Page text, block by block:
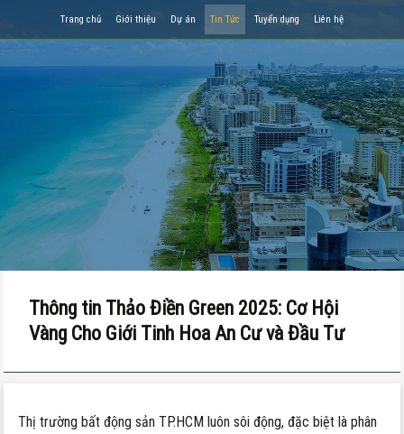
Trang chủ Giới thiệu Dự án Tin Tức Tuyển dụng Liên hệ
Thông tin Thảo Điền Green 2025: Cơ Hội
Vàng Cho Giới Tinh Hoa An Cư và Đầu Tư
Thị trường bất động sản TP.HCM luôn sôi động, đặc biệt là phân